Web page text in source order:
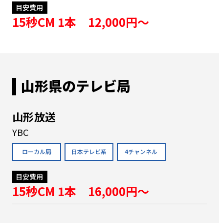
目安費用
15秒CM 1本 12,000円〜
山形県のテレビ局
山形放送
YBC
ローカル局 日本テレビ系 4チャンネル
目安費用
15秒CM 1本 16,000円〜